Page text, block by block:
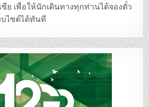
ซีย เพื่อให้นักเดินทางทุกท่านได้จองตั๋ว
บไซต์ได้ทันที